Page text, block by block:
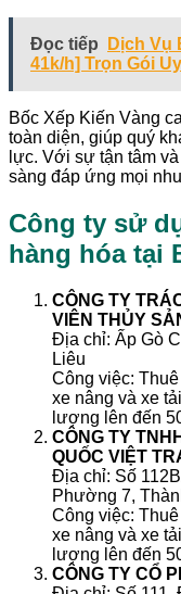
Đọc tiếp
Dịch Vụ
41k/h] Trọn Gói
Bốc Xếp Kiến Vàng
toàn diện, giúp quý
lực. Với sự tận tâm
sàng đáp ứng mọi
Công ty sử
hàng hóa tại
CÔNG TY
VIÊN THỦY
Địa chỉ: Ấp Gò
Liêu
Công việc:
xe nâng và xe
lượng lên đến
CÔNG TY
QUỐC VIỆT
Địa chỉ: Số
Phường 7,
Công việc:
xe nâng và xe
lượng lên đến
CÔNG TY CỔ